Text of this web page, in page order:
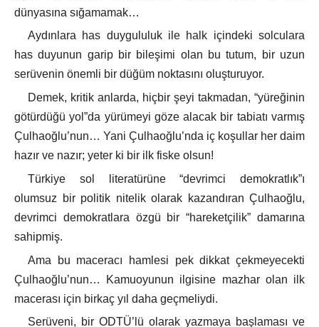
dünyasına sığamamak…
Aydınlara has duygululuk ile halk içindeki solculara
has duyunun garip bir bileşimi olan bu tutum, bir uzun
serüvenin önemli bir düğüm noktasını oluşturuyor.
Demek, kritik anlarda, hiçbir şeyi takmadan, “yüreğinin
götürdüğü yol”da yürümeyi göze alacak bir tabiatı varmış
Çulhaoğlu’nun… Yani Çulhaoğlu’nda iç koşullar her daim
hazır ve nazır; yeter ki bir ilk fiske olsun!
Türkiye sol literatürüne “devrimci demokratlık”ı
olumsuz bir politik nitelik olarak kazandıran Çulhaoğlu,
devrimci demokratlara özgü bir “hareketçilik” damarına
sahipmiş.
Ama bu maceracı hamlesi pek dikkat çekmeyecekti
Çulhaoğlu’nun… Kamuoyunun ilgisine mazhar olan ilk
macerası için birkaç yıl daha geçmeliydi.
Serüveni, bir ODTÜ’lü olarak yazmaya başlaması ve